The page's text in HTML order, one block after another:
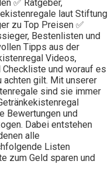
✅ Ratgeber,
laut Stiftung
zu Top Preisen ✅
Bestenlisten und
Tipps aus der
Videos,
Checkliste und worauf es
achten gilt. Mit unserer
sind sie immer
Bewertungen und
Dabei entstehen
alle
Listen
zum Geld sparen und